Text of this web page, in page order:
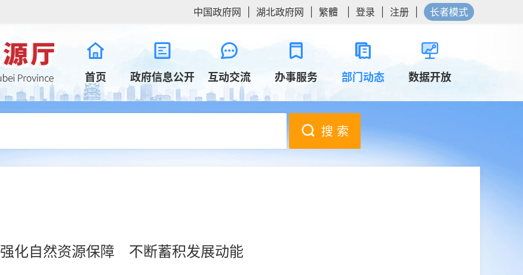
中国政府网 湖北政府网 繁體 登录 注册 长者模式
首页 政府信息公开 互动交流 办事服务 部门动态 数据开放
搜 索
强化自然资源保障 不断蓄积发展动能